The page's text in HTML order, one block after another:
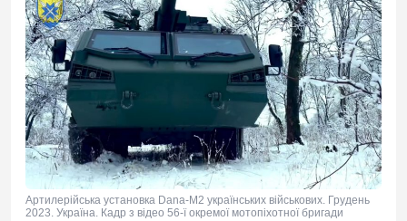
Артилерійська установка Dana-M2 українських військових. Грудень
2023. Україна. Кадр з відео 56-ї окремої мотопіхотної бригади